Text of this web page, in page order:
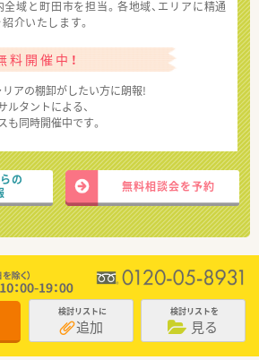
域と町田市を担当。各地域、エリアに精通
介いたします。
開催中！
リアの棚卸がしたい方に朗報!
タントによる、
も同時開催中です。
の
無料相談会を予約
検討リストに
追加
検討リストを
見る